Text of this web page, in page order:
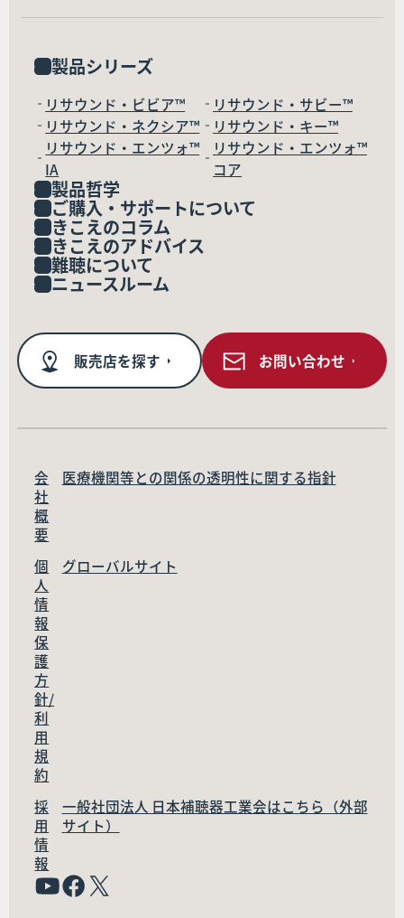
製品シリーズ
リサウンド・ビビア™
リサウンド・サビー™
リサウンド・ネクシア™
リサウンド・キー™
リサウンド・エンツォ™
IA
リサウンド・エンツォ™
コア
製品哲学
ご購入・サポートについて
きこえのコラム
きこえのアドバイス
難聴について
ニュースルーム
販売店を探す お問い合わせ
会
社
概
要
医療機関等との関係の透明性に関する指針
個
人
情
報
保
護
方
針/
利
用
規
約
グローバルサイト
採
用
情
報
一般社団法人 日本補聴器工業会はこちら（外部
サイト）